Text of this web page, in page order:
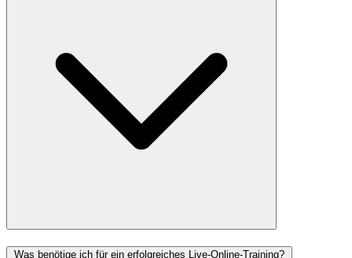
Was benötige ich für ein erfolgreiches Live-Online-Training?